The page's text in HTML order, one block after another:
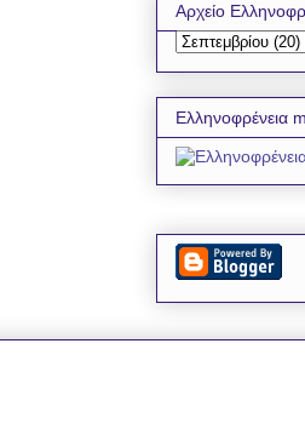
Αρχείο
Ελληνοφρένεια